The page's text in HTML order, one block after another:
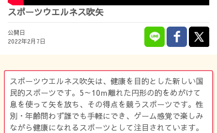
スポーツウエルネス吹矢
公開日
2022年2月7日
スポーツウエルネス吹矢は、健康を目的とした新しい国
民的スポーツです。5～10ｍ離れた円形の的をめがけて
息を使って矢を放ち、その得点を競うスポーツです。性
別・年齢問わず誰でも手軽にでき、ゲーム感覚で楽しみ
ながら健康になれるスポーツとして注目されています。